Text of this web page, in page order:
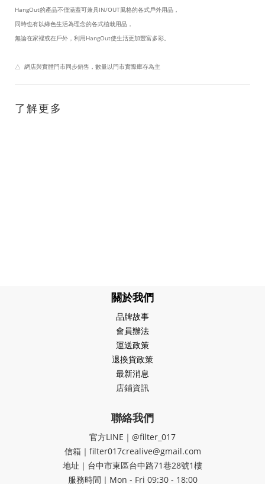
HangOut的產品不僅涵蓋可兼具IN/OUT風格的各式戶外用品，
同時也有以綠色生活為理念的各式植栽用品，
無論在家裡或在戶外，利用HangOut使生活更加豐富多彩。
△ 網店與實體門市同步銷售，數量以門市實際庫存為主
了解更多
關於我們
品牌故事
會員辦法
運送政策
退換貨政策
最新消息
店鋪資訊
聯絡我們
官方LINE｜@filter_017
信箱｜filter017crealive@gmail.com
地址｜​台中市東區台中路71巷28號1樓
服務時間｜Mon - Fri 09:30 - 18:00